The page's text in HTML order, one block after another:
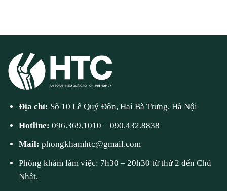
Địa chỉ: Số 10 Lê Quý Đôn, Hai Bà Trưng, Hà Nội
Hotline:096.369.1010 –090.432.8838
Mail:phongkhamhtc@gmail.com
Phòng khám làm việc: 7h30 – 20h30 từ thứ 2 đến Chủ
Nhật.